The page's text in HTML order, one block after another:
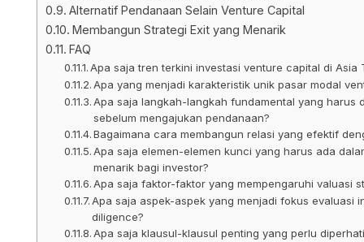
Alternatif Pendanaan Selain Venture Capital
Membangun Strategi Exit yang Menarik
FAQ
Apa saja tren terkini investasi venture capital di Asia
Apa yang menjadi karakteristik unik pasar modal
Apa saja langkah-langkah fundamental yang harus
sebelum mengajukan pendanaan?
Bagaimana cara membangun relasi yang efektif
Apa saja elemen-elemen kunci yang harus ada
menarik bagi investor?
Apa saja faktor-faktor yang mempengaruhi valuasi
Apa saja aspek-aspek yang menjadi fokus evaluasi
diligence?
Apa saja klausul-klausul penting yang perlu